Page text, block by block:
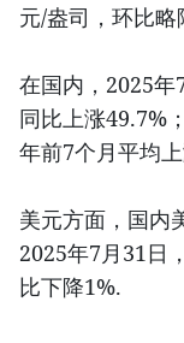
元/盎司，环比略
在国内，2025年
同比上涨49.7%
年前7个月平均上
美元方面，国内
2025年7月31日
比下降1%.